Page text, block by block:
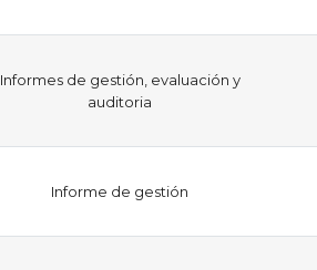
Informes de gestión, evaluación y
auditoria
​Informe de gestión